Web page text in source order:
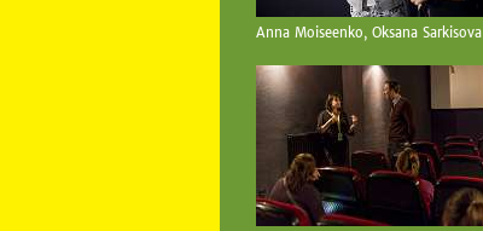
Anna Moiseenko, Oksana Sarkisova